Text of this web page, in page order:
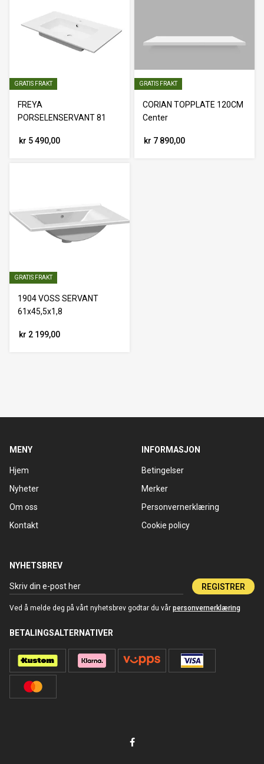
GRATIS FRAKT
FREYA
PORSELENSERVANT 81
kr 5 490,00
GRATIS FRAKT
CORIAN TOPPLATE 120CM
Center
kr 7 890,00
GRATIS FRAKT
1904 VOSS SERVANT
61x45,5x1,8
kr 2 199,00
MENY
Hjem
Nyheter
Om oss
Kontakt
INFORMASJON
Betingelser
Merker
Personvernerklæring
Cookie policy
NYHETSBREV
REGISTRER
Ved å melde deg på vårt nyhetsbrev godtar du vår personvernerklæring
BETALINGSALTERNATIVER